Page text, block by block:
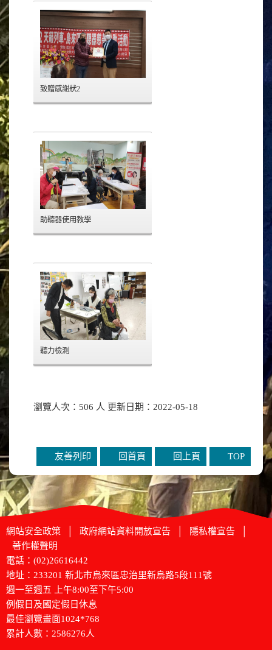
致贈感謝狀2
助聽器使用教學
聽力檢測
瀏覽人次：506 人 更新日期：2022-05-18
友善列印 回首頁 回上頁 TOP
網站安全政策 政府網站資料開放宣告 隱私權宣告
著作權聲明
電話：(02)26616442
地址：233201 新北市烏來區忠治里新烏路5段111號
週一至週五 上午8:00至下午5:00
例假日及國定假日休息
最佳瀏覽畫面1024*768
累計人數：2586276人